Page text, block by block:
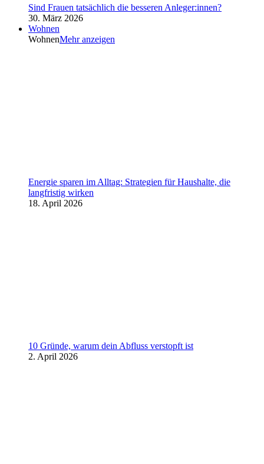
Sind Frauen tatsächlich die besseren Anleger:innen?
30. März 2026
Wohnen
WohnenMehr anzeigen
Energie sparen im Alltag: Strategien für Haushalte, die
langfristig wirken
18. April 2026
10 Gründe, warum dein Abfluss verstopft ist
2. April 2026